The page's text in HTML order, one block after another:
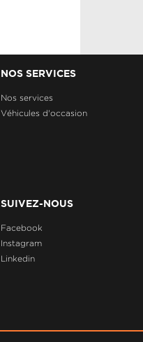
NOS SERVICES
Nos services
Véhicules d'occasion
SUIVEZ-NOUS
Facebook
Instagram
Linkedin